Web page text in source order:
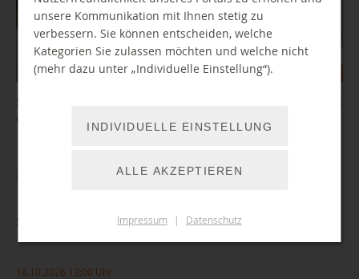
Sie wollten schon immer mal Geschichten aufnehmen, einen Podcast
oder ein Hörspiel produzieren?
WEITER LESEN
Stop Motion - Mein erster eigener Film
16.10.2026 13:00 Uhr
unsere Kommunikation mit Ihnen stetig zu
verbessern. Sie können entscheiden, welche
Kategorien Sie zulassen möchten und welche nicht
(mehr dazu unter „Individuelle Einstellung“).
INDIVIDUELLE EINSTELLUNG
ALLE AKZEPTIEREN
Impressum | Datenschutz